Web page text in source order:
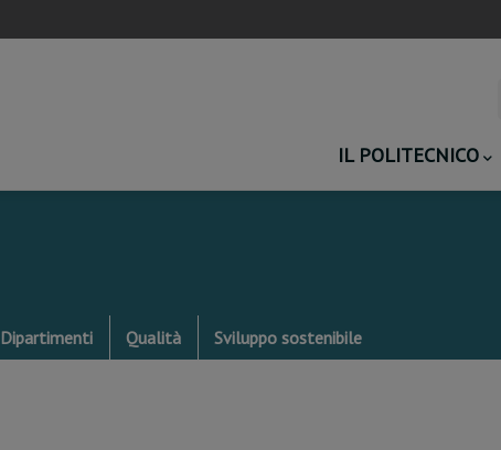
Main
navigation
IL POLITECNICO
Dipartimenti Qualità Sviluppo sostenibile